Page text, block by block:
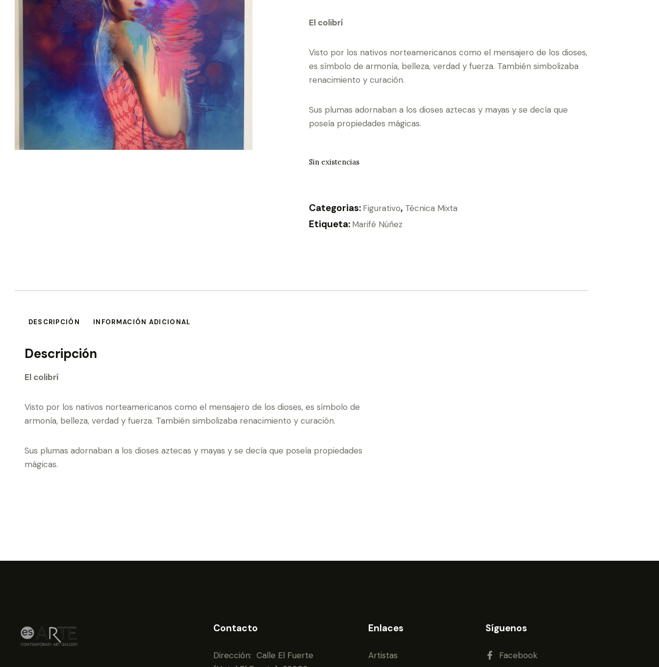
El colibrí
Visto por los nativos norteamericanos como el mensajero de los dioses,
es símbolo de armonía, belleza, verdad y fuerza. También simbolizaba
renacimiento y curación.
Sus plumas adornaban a los dioses aztecas y mayas y se decía que
poseía propiedades mágicas.
Sin existencias
Categorias: Figurativo, Técnica Mixta
Etiqueta: Marifé Núñez
DESCRIPCIÓN INFORMACIÓN ADICIONAL
Descripción
El colibrí
Visto por los nativos norteamericanos como el mensajero de los dioses, es símbolo de
armonía, belleza, verdad y fuerza. También simbolizaba renacimiento y curación.
Sus plumas adornaban a los dioses aztecas y mayas y se decía que poseía propiedades
mágicas.
Contacto
Dirección: Calle El Fuerte
Enlaces
Artistas
Síguenos
Facebook